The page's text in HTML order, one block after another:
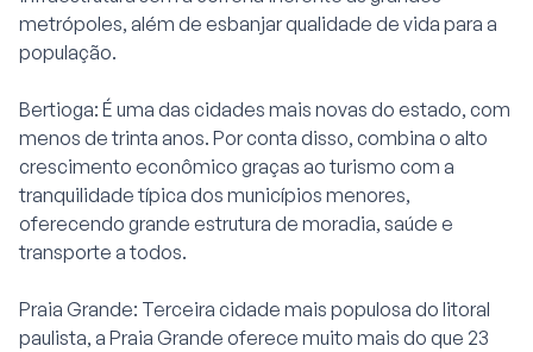
metrópoles, além de esbanjar qualidade de vida para a
população.
Bertioga: É uma das cidades mais novas do estado, com
menos de trinta anos. Por conta disso, combina o alto
crescimento econômico graças ao turismo com a
tranquilidade típica dos municípios menores,
oferecendo grande estrutura de moradia, saúde e
transporte a todos.
Praia Grande: Terceira cidade mais populosa do litoral
paulista, a Praia Grande oferece muito mais do que 23